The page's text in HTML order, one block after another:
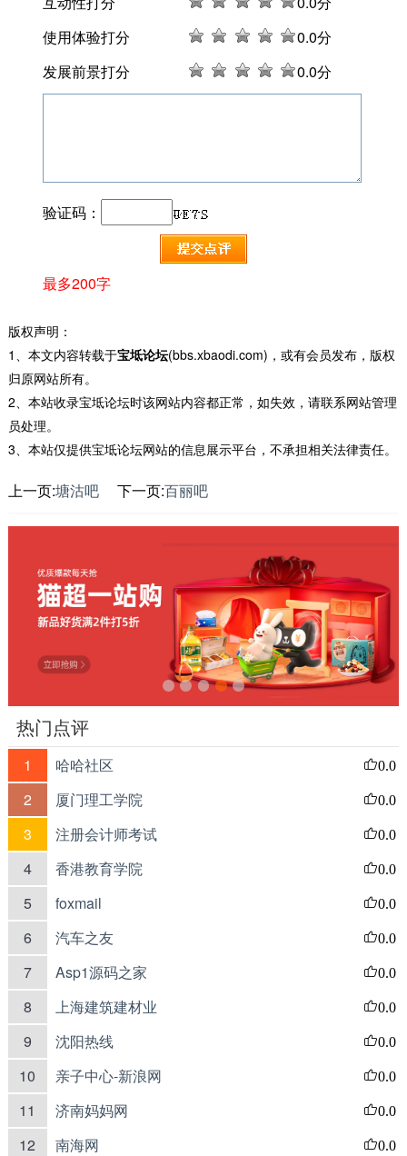
使用体验打分
0.0分
发展前景打分
0.0分
验证码：
最多200字
版权声明：
1、本文内容转载于宝坻论坛(bbs.xbaodi.com)，或有会员发布，版权
归原网站所有。
2、本站收录宝坻论坛时该网站内容都正常，如失效，请联系网站管理
员处理。
3、本站仅提供宝坻论坛网站的信息展示平台，不承担相关法律责任。
上一页:塘沽吧 下一页:百丽吧
热门点评
1 哈哈社区 0.0
2 厦门理工学院 0.0
3 注册会计师考试 0.0
4 香港教育学院 0.0
5 foxmail 0.0
6 汽车之友 0.0
7 Asp1源码之家 0.0
8 上海建筑建材业 0.0
9 沈阳热线 0.0
10 亲子中心-新浪网 0.0
11 济南妈妈网 0.0
12 南海网 0.0